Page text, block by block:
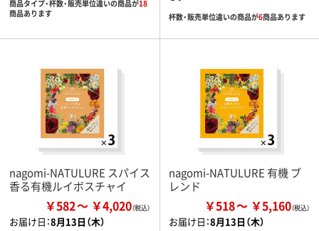
商品タイプ・杯数・販売単位違いの商品が18
商品あります
杯数・販売単位違いの商品が6商品あります
nagomi-NATULURE スパイス
香る有機ルイボスチャイ
￥582 ￥4,020
お届け日：8月13日（木）
nagomi-NATULURE 有機 ブ
レンド
￥518 ￥5,160
お届け日：8月13日（木）